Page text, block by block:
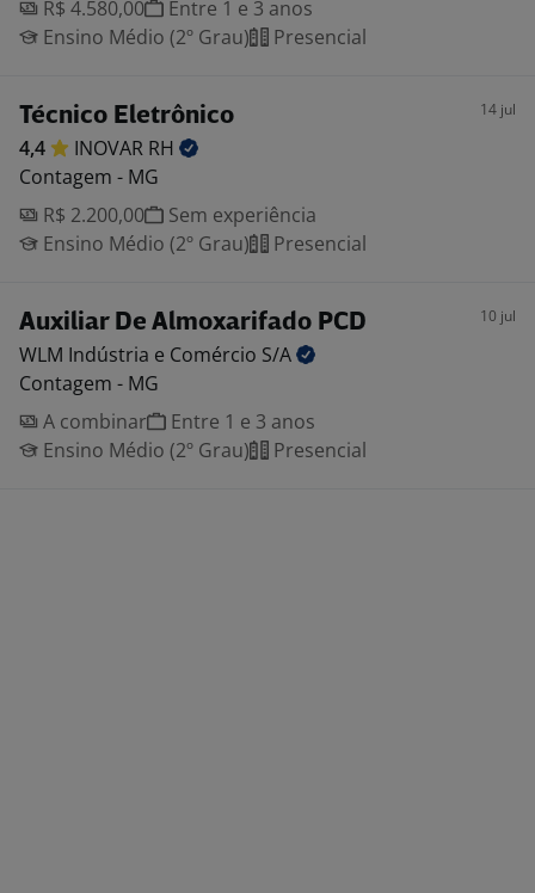
R$ 4.580,00
Entre 1 e 3 anos
Ensino Médio (2º Grau)
Presencial
Técnico Eletrônico 14 jul
4,4 INOVAR RH
Contagem - MG
R$ 2.200,00
Sem experiência
Ensino Médio (2º Grau)
Presencial
Auxiliar De Almoxarifado PCD 10 jul
WLM Indústria e Comércio S/A
Contagem - MG
A combinar
Entre 1 e 3 anos
Ensino Médio (2º Grau)
Presencial